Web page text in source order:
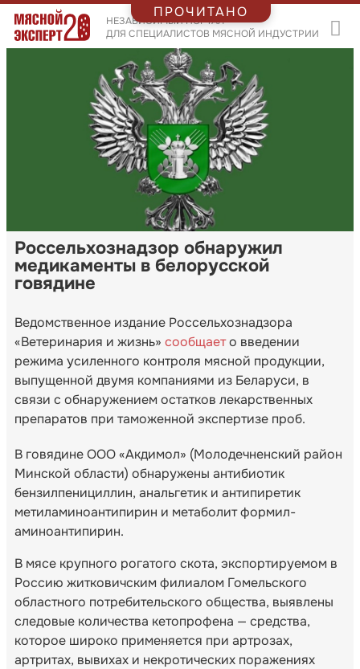
НЕЗАВИСИМЫЙ ПОРТАЛ
ДЛЯ СПЕЦИАЛИСТОВ МЯСНОЙ ИНДУСТРИИ
Россельхознадзор обнаружил
медикаменты в белорусской
говядине
Ведомственное издание Россельхознадзора
«Ветеринария и жизнь» сообщаето введении
режима усиленного контроля мясной продукции,
выпущенной двумя компаниями из Беларуси, в
связи с обнаружением остатков лекарственных
препаратов при таможенной экспертизе проб.
В говядине ООО «Акдимол» (Молодечненский район
Минской области) обнаружены антибиотик
бензилпенициллин, анальгетик и антипиретик
метиламиноантипирин и метаболит формил-
аминоантипирин.
В мясе крупного рогатого скота, экспортируемом в
Россию житковичским филиалом Гомельского
областного потребительского общества, выявлены
следовые количества кетопрофена — средства,
которое широко применяется при артрозах,
артритах, вывихах и некротических поражениях
ПРОЧИТАНО